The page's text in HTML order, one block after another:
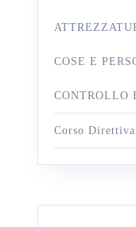
COSE E
CONTROLLO
Corso